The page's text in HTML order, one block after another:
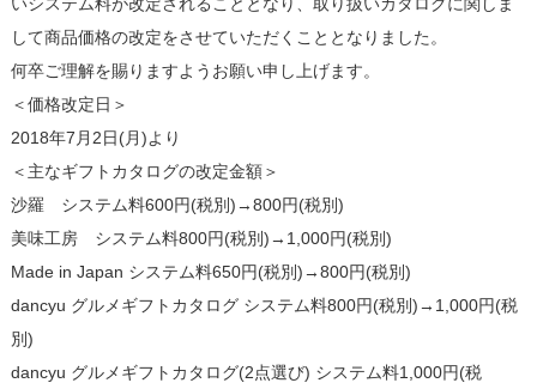
いシステム料が改定されることとなり、取り扱いカタログに関しま
して商品価格の改定をさせていただくこととなりました。
何卒ご理解を賜りますようお願い申し上げます。
＜価格改定日＞
2018年7月2日(月)より
＜主なギフトカタログの改定金額＞
沙羅 システム料600円(税別)→800円(税別)
美味工房 システム料800円(税別)→1,000円(税別)
Made in Japan システム料650円(税別)→800円(税別)
dancyu グルメギフトカタログ システム料800円(税別)→1,000円(税
別)
dancyu グルメギフトカタログ(2点選び) システム料1,000円(税